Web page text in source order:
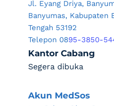
Jl. Eyang Driya,
Banyumas, Kabupaten
Tengah 53192
Telepon 0895-3850-
Kantor Cabang
Segera dibuka
Akun MedSos